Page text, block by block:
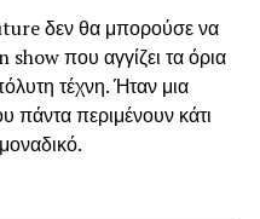
δεν θα μπορούσε να
show που αγγίζει τα όρια
τέχνη. Ήταν μια
περιμένουν κάτι